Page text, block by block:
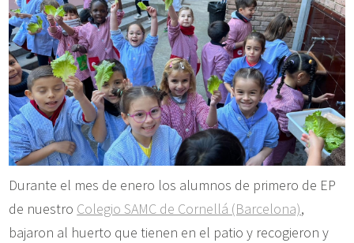
Durante el mes de enero los alumnos de primero de EP
de nuestro Colegio SAMC de Cornellá (Barcelona),
bajaron al huerto que tienen en el patio y recogieron y